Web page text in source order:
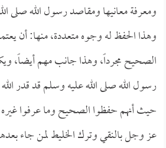
ومعرفة معانيها ومقاصد رسول الله صلى
وهذا الحفظ له وجوه متعددة، منها: أن
الصحيح مجرداً، وهذا جانب مهم أيضاً،
رسول الله صلى الله عليه وسلم قد قدر
حيث أنهم حفظوا الصحيح وما عرفوا غيره
عز وجل بالنقي وترك الخليط لمن جاء